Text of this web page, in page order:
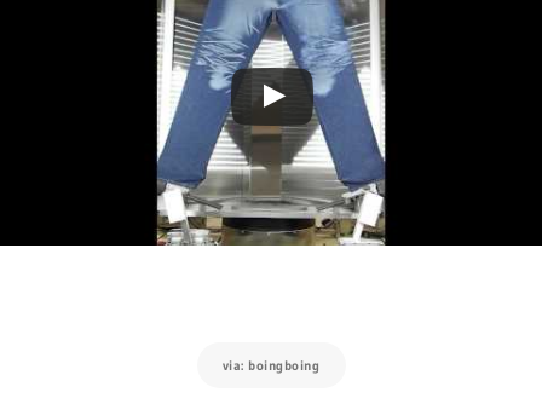
via: boingboing